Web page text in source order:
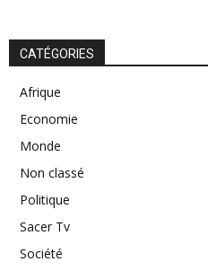
CATÉGORIES
Afrique
Economie
Monde
Non classé
Politique
Sacer Tv
Société